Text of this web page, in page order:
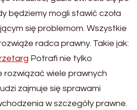
będziemy mogli stawić czoła
się problemom. Wszystkie
radca prawny. Takie jak:
Potrafi nie tylko
rozwiązać wiele prawnych
zajmuje się sprawami
w szczegóły prawne.